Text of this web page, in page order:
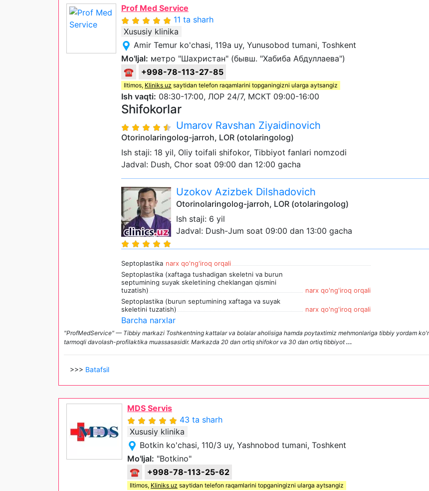
Prof Med Service
11 ta sharh
Xususiy klinika
Amir Temur ko'chasi, 119a uy, Yunusobod tumani, Toshkent
Mo'ljal: метро "Шахристан" (бывш. "Хабиба Абдуллаева")
☎
+998-78-113-27-85
Iltimos, Kliniks uz saytidan telefon raqamlarini topganingizni ularga aytsangiz
Ish vaqti: 08:30-17:00, ЛОР 24/7, МСКТ 09:00-16:00
Shifokorlar
Umarov Ravshan Ziyaidinovich
Otorinolaringolog-jarroh, LOR (otolaringolog)
Ish staji: 18 yil, Oliy toifali shifokor, Tibbiyot fanlari nomzodi
Jadval: Dush, Chor soat 09:00 dan 12:00 gacha
Uzokov Azizbek Dilshadovich
Otorinolaringolog-jarroh, LOR (otolaringolog)
Ish staji: 6 yil
Jadval: Dush-Jum soat 09:00 dan 13:00 gacha
Septoplastika narx qo'ng'iroq orqali
Septoplastika (xaftaga tushadigan skeletni va burun
septumining suyak skeletining cheklangan qismini
tuzatish)
narx qo'ng'iroq orqali
Septoplastika (burun septumining xaftaga va suyak
skeletini tuzatish)
narx qo'ng'iroq orqali
Barcha narxlar
"ProfMedService" — Tibbiy markazi Toshkentning kattalar va bolalar aholisiga hamda poytaxtimiz mehmonlariga tibbiy yordam
tarmoqli davolash-profilaktika muassasasidir. Markazda 20 dan ortiq shifokor va 30 dan ortiq tibbiyot...
>>> Batafsil
MDS Servis
43 ta sharh
Xususiy klinika
Botkin ko'chasi, 110/3 uy, Yashnobod tumani, Toshkent
Mo'ljal: "Botkino"
☎
+998-78-113-25-62
Iltimos, Kliniks uz saytidan telefon raqamlarini topganingizni ularga aytsangiz